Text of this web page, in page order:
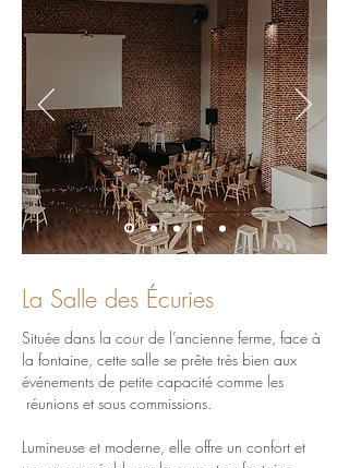
La Salle des Écuries
Située dans la cour de l’ancienne ferme, face à
la fontaine, cette salle se prête très bien aux
événements de petite capacité comme les
réunions et sous commissions.
Lumineuse et moderne, elle offre un confort et